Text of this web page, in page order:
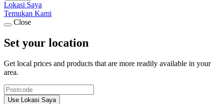
Lokasi Saya
Temukan Kami
Close
Set your location
Get local prices and products that are more readily available in your
area.
Use Lokasi Saya